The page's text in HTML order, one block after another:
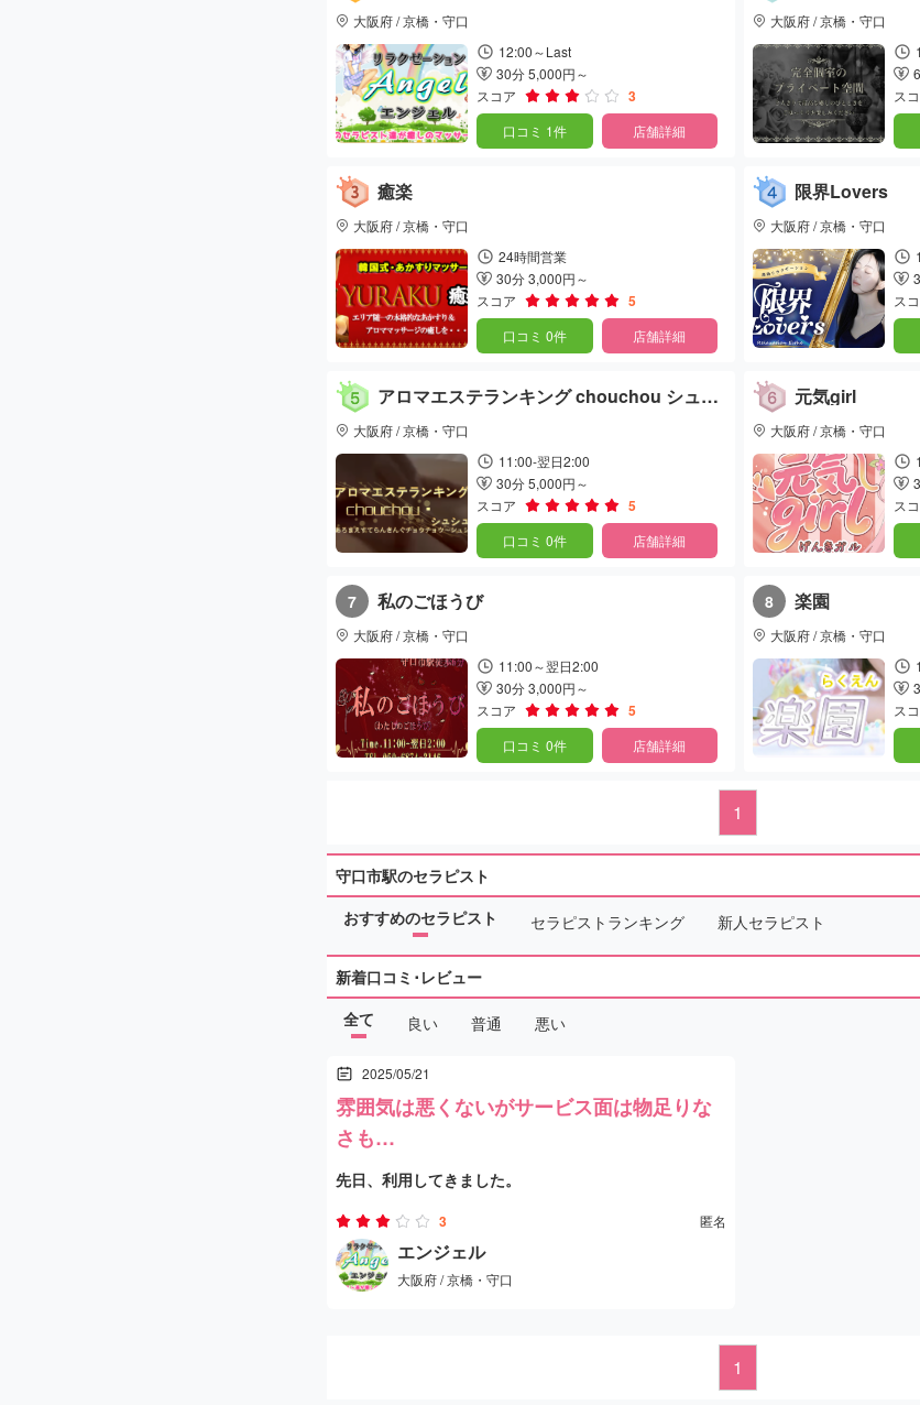
大阪府 / 京橋・守口
12:00～Last
30分 5,000円～
スコア
3
口コミ 1件 店舗詳細
大阪府 / 京橋・守口
ス
癒楽
大阪府 / 京橋・守口
24時間営業
30分 3,000円～
スコア
5
口コミ 0件 店舗詳細
限界Lovers
大阪府 / 京橋・守口
ス
アロマエステランキング chouchou シュシ
ュ～
大阪府 / 京橋・守口
11:00-翌日2:00
30分 5,000円～
スコア
5
口コミ 0件 店舗詳細
元気girl
大阪府 / 京橋・守口
ス
7 私のごほうび
大阪府 / 京橋・守口
11:00～翌日2:00
30分 3,000円～
スコア
5
口コミ 0件 店舗詳細
8 楽園
大阪府 / 京橋・守口
ス
1
守口市駅のセラピスト
おすすめのセラピスト
セラピストランキング 新人セラピスト
新着口コミ･レビュー
全て
良い 普通 悪い
2025/05/21
雰囲気は悪くないがサービス面は物足りな
さも…
先日、利用してきました。
料金設定は、他のアジアンエステと大差なし
。可もなく
不可もなくといった印象です。
このお店は受付を担当した女性がそのまま施術を行うス
3 匿名
エンジェル
大阪府 / 京橋・守口
1